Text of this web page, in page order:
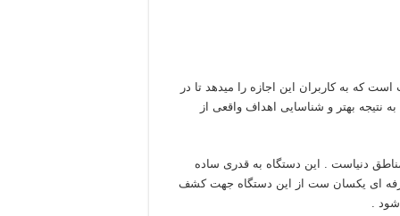
که به کاربران این اجازه را میدهد تا در
نتیجه بهتر و شناسایی اهداف واقعی از
مناطق دنیاست . این دستگاه به قدری ساده
ای یکسان ست از این دستگاه جهت کشف
شود .